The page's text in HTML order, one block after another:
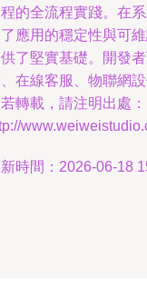
的全流程實踐。在
應用的穩定性與可
了堅實基礎。開發
在線客服、物聯網
轉載，請注明出處：
時間：2026-06-18